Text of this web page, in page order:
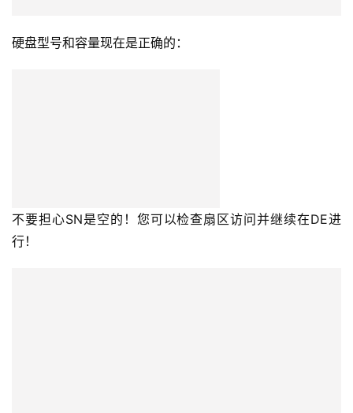
硬盘型号和容量现在是正确的：
不要担心SN是空的！您可以检查扇区访问并继续在DE进
行！